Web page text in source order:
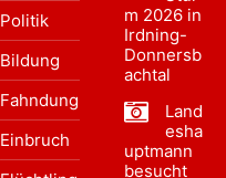
Politik
Bildung
Fahndung
Einbruch
m 2026 in
Irdning-
Donnersb
achtal
Land
esha
uptmann
besucht